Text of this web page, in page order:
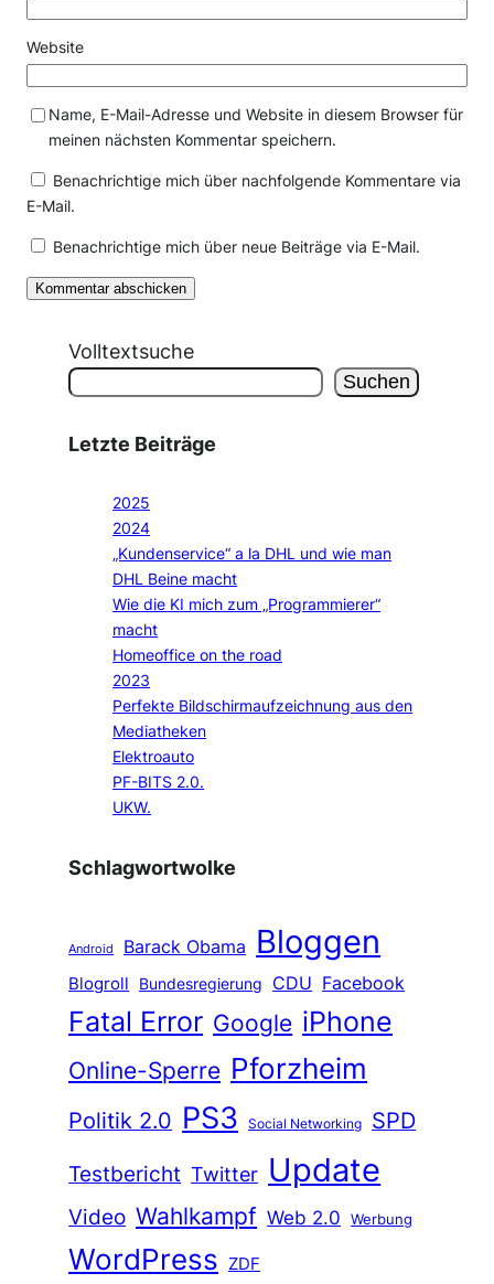
Website
Name, E-Mail-Adresse und Website in diesem Browser für
meinen nächsten Kommentar speichern.
Benachrichtige mich über nachfolgende Kommentare via
E-Mail.
Benachrichtige mich über neue Beiträge via E-Mail.
Volltextsuche
Suchen
Letzte Beiträge
2025
2024
„Kundenservice“ a la DHL und wie man
DHL Beine macht
Wie die KI mich zum „Programmierer“
macht
Homeoffice on the road
2023
Perfekte Bildschirmaufzeichnung aus den
Mediatheken
Elektroauto
PF-BITS 2.0.
UKW.
Schlagwortwolke
Android Barack Obama Bloggen
Blogroll Bundesregierung CDU Facebook
Fatal Error Google iPhone
Online-Sperre Pforzheim
Politik 2.0 PS3 Social Networking
SPD
Testbericht Twitter Update
Video Wahlkampf Web 2.0 Werbung
WordPress ZDF